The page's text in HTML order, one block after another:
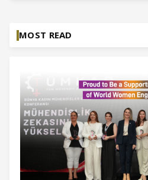
MOST READ